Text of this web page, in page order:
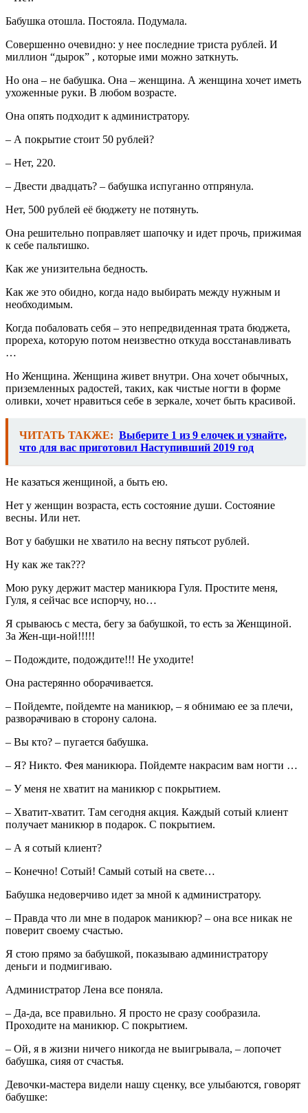
Бабушка отошла. Постояла. Подумала.
Совершенно очевидно: у нее последние триста рублей. И
миллион “дырок” , которые ими можно заткнуть.
Но она – не бабушка. Она – женщина. А женщина хочет иметь
ухоженные руки. В любом возрасте.
Она опять подходит к администратору.
– А покрытие стоит 50 рублей?
– Нет, 220.
– Двести двадцать? – бабушка испуганно отпрянула.
Нет, 500 рублей её бюджету не потянуть.
Она решительно поправляет шапочку и идет прочь, прижимая
к себе пальтишко.
Как же унизительна бедность.
Как же это обидно, когда надо выбирать между нужным и
необходимым.
Когда побаловать себя – это непредвиденная трата бюджета,
прореха, которую потом неизвестно откуда восстанавливать
…
Но Женщина. Женщина живет внутри. Она хочет обычных,
приземленных радостей, таких, как чистые ногти в форме
оливки, хочет нравиться себе в зеркале, хочет быть красивой.
ЧИТАТЬ ТАКЖЕ: Выберите 1 из 9 елочек и узнайте,
что для вас приготовил Наступивший 2019 год
Не казаться женщиной, а быть ею.
Нет у женщин возраста, есть состояние души. Состояние
весны. Или нет.
Вот у бабушки не хватило на весну пятьсот рублей.
Ну как же так???
Мою руку держит мастер маникюра Гуля. Простите меня,
Гуля, я сейчас все испорчу, но…
Я срываюсь с места, бегу за бабушкой, то есть за Женщиной.
За Жен-щи-ной!!!!!
– Подождите, подождите!!! Не уходите!
Она растерянно оборачивается.
– Пойдемте, пойдемте на маникюр, – я обнимаю ее за плечи,
разворачиваю в сторону салона.
– Вы кто? – пугается бабушка.
– Я? Никто. Фея маникюра. Пойдемте накрасим вам ногти …
– У меня не хватит на маникюр с покрытием.
– Хватит-хватит. Там сегодня акция. Каждый сотый клиент
получает маникюр в подарок. С покрытием.
– А я сотый клиент?
– Конечно! Сотый! Самый сотый на свете…
Бабушка недоверчиво идет за мной к администратору.
– Правда что ли мне в подарок маникюр? – она все никак не
поверит своему счастью.
Я стою прямо за бабушкой, показываю администратору
деньги и подмигиваю.
Администратор Лена все поняла.
– Да-да, все правильно. Я просто не сразу сообразила.
Проходите на маникюр. С покрытием.
– Ой, я в жизни ничего никогда не выигрывала, – лопочет
бабушка, сияя от счастья.
Девочки-мастера видели нашу сценку, все улыбаются, говорят
бабушке: